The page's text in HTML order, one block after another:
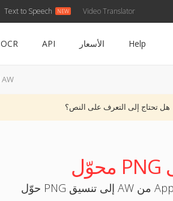
Text to Speech Video Translator
OCR API الأسعار Help
PNG إلى AW
هل تحتاج إلى التعرف على النص؟